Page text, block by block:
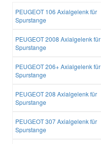
PEUGEOT 106 Axialgelenk für
Spurstange
PEUGEOT 2008 Axialgelenk für
Spurstange
PEUGEOT 206+ Axialgelenk für
Spurstange
PEUGEOT 208 Axialgelenk für
Spurstange
PEUGEOT 307 Axialgelenk für
Spurstange